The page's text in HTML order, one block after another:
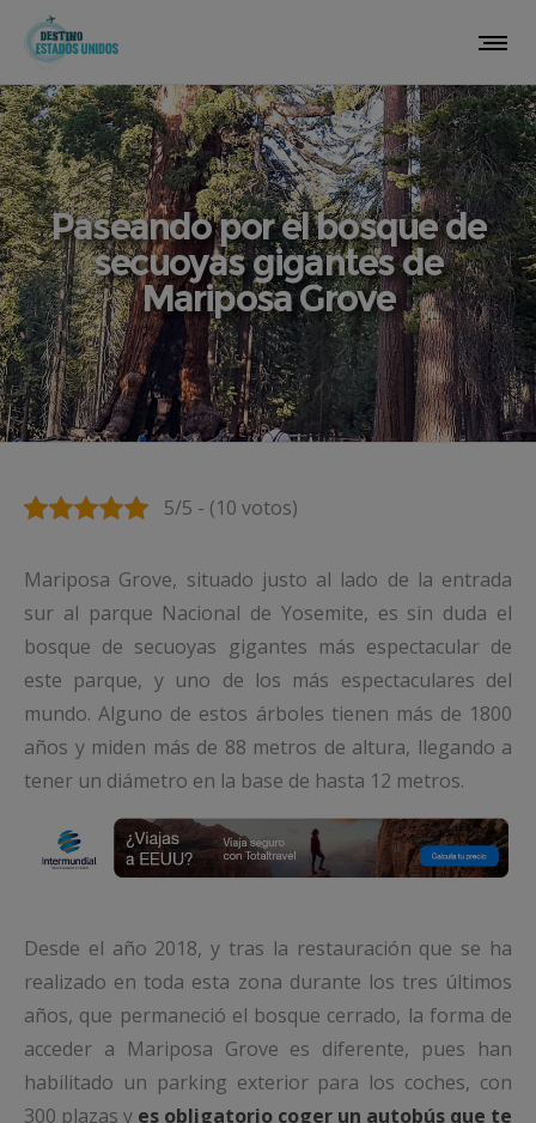
Paseando por el bosque de
secuoyas gigantes de
Mariposa Grove
5/5 - (10 votos)
Mariposa Grove, situado justo al lado de la entrada
sur al parque Nacional de Yosemite, es sin duda el
bosque de secuoyas gigantes más espectacular de
este parque, y uno de los más espectaculares del
mundo. Alguno de estos árboles tienen más de 1800
años y miden más de 88 metros de altura, llegando a
tener un diámetro en la base de hasta 12 metros.
Desde el año 2018, y tras la restauración que se ha
realizado en toda esta zona durante los tres últimos
años, que permaneció el bosque cerrado, la forma de
acceder a Mariposa Grove es diferente, pues han
habilitado un parking exterior para los coches, con
300 plazas y es obligatorio coger un autobús que te